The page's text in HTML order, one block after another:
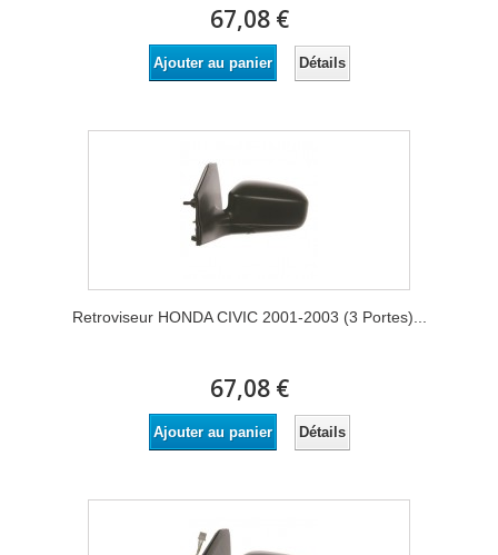
67,08 €
Ajouter au panier Détails
Retroviseur HONDA CIVIC 2001-2003 (3 Portes)...
67,08 €
Ajouter au panier Détails